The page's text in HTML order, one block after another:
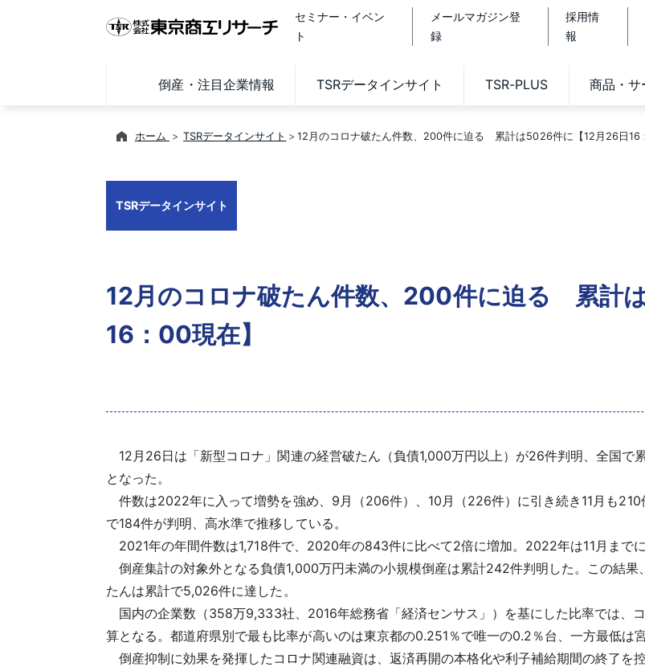
セミナー・イベン
ト
メールマガジン登
録
採用情
報
倒産・注目企業情報 TSRデータインサイト TSR-PLUS 商品・サ
ホーム TSRデータインサイト 12月のコロナ破たん件数、200件に迫る 累計は5026件に【12月26日16
TSRデータインサイト
12月のコロナ破たん件数、200件に迫る 累計
16：00現在】
12月26日は「新型コロナ」関連の経営破たん（負債1,000万円以上）が26件判明、全国で
となった。
件数は2022年に入って増勢を強め、9月（206件）、10月（226件）に引き続き11月も
で184件が判明、高水準で推移している。
2021年の年間件数は1,718件で、2020年の843件に比べて2倍に増加。2022年は11月まで
倒産集計の対象外となる負債1,000万円未満の小規模倒産は累計242件判明した。この結
たんは累計で5,026件に達した。
国内の企業数（358万9,333社、2016年総務省「経済センサス」）を基にした比率では、
算となる。都道府県別で最も比率が高いのは東京都の0.251％で唯一の0.2％台、一方最低は
倒産抑制に効果を発揮したコロナ関連融資は、返済再開の本格化や利子補給期間の終了を